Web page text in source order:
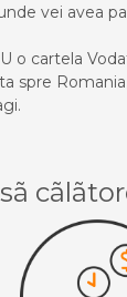
vei avea
o cartela
spre